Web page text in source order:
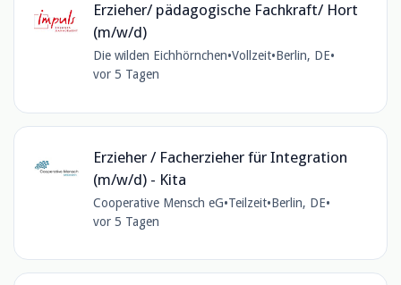
Erzieher/ pädagogische Fachkraft/ Hort
(m/w/d)
Die wilden Eichhörnchen•Vollzeit•Berlin, DE•
vor 5 Tagen
Erzieher / Facherzieher für Integration
(m/w/d) - Kita
Cooperative Mensch eG•Teilzeit•Berlin, DE•
vor 5 Tagen